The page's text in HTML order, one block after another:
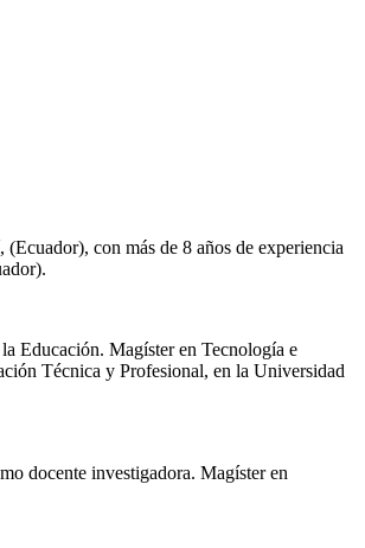
con más de 8 años de experiencia
Educación. Magíster en Tecnología e
Técnica y Profesional, en la Universidad
docente investigadora. Magíster en